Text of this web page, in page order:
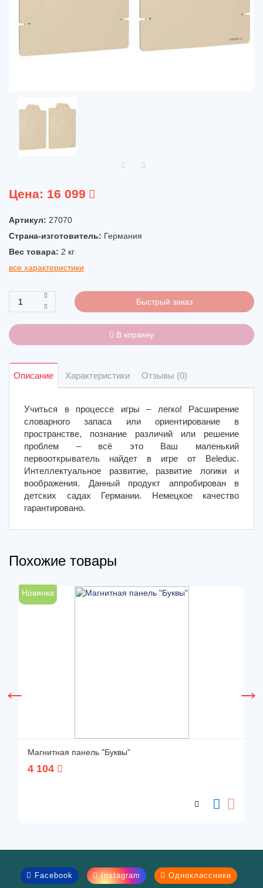
Цена: 16 099
Артикул: 27070
Страна-изготовитель: Германия
Вес товара: 2 кг
все характеристики
Быстрый заказ
В корзину
Описание Характеристики Отзывы (0)
Учиться в процессе игры – легко! Расширение
словарного запаса или ориентирование в
пространстве, познание различий или решение
проблем – всё это Ваш маленький
первооткрыватель найдет в игре от Beleduc.
Интеллектуальное развитие, развитие логики и
воображения. Данный продукт аппробирован в
детских садах Германии. Немецкое качество
гарантировано.
Похожие товары
Новинка
Магнитная панель "Буквы"
4 104
Facebook Instagram Одноклассники